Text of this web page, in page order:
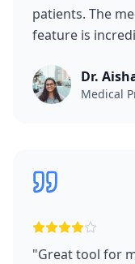
patients. The
feature is
Dr.
Medical
"Great tool for